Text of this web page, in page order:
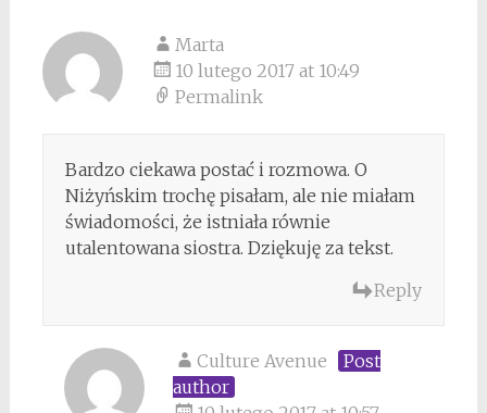
Marta
10 lutego 2017 at 10:49
Permalink
Bardzo ciekawa postać i rozmowa. O
Niżyńskim trochę pisałam, ale nie miałam
świadomości, że istniała równie
utalentowana siostra. Dziękuję za tekst.
Reply
Culture Avenue
Post
author